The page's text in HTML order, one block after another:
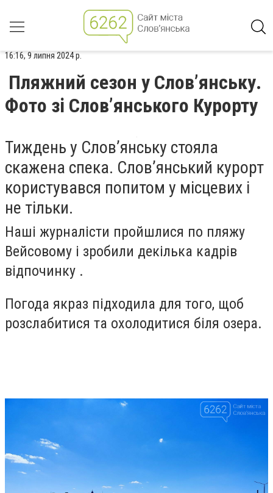
16:16, 9 липня 2024 р.
Пляжний сезон у Слов’янську.
Фото зі Слов’янського Курорту
Тиждень у Слов’янську стояла
скажена спека. Слов’янський курорт
користувався попитом у місцевих і
не тільки.
Наші журналісти пройшлися по пляжу
Вейсовому і зробили декілька кадрів
відпочинку .
Погода якраз підходила для того, щоб
розслабитися та охолодитися біля озера.